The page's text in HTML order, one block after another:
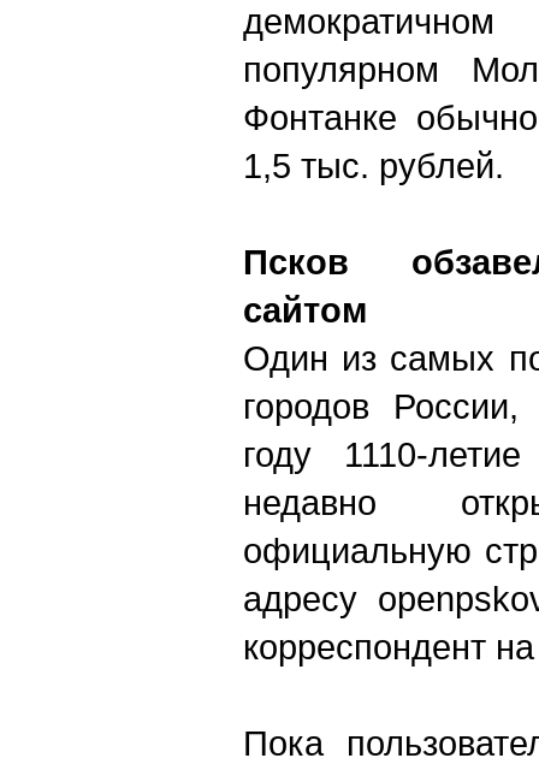
популярном
Фонтанке
1,5 тыс.
Псков
сайтом
Один из самых
городов
году 1110-
недавно
официальную
адресу
корреспондент
Пока